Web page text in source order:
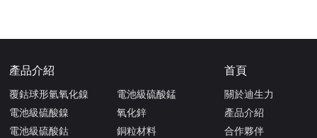
產品介紹
覆鈷球形氫氧化鎳
電池級硫酸鎳
電池級硫酸鈷
電池級硫酸錳
氧化鋅
銅粒材料
首頁
關於迪生力
產品介紹
合作夥伴